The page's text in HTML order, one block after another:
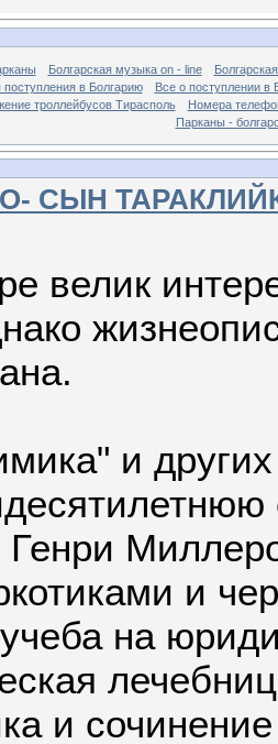
Болгарская музыка on - line
поступления в Болгарию
Все о поступлении в
троллейбусов Тирасполь
Номера
Парканы -
СЫН
велик
и
Генри
и
на
и